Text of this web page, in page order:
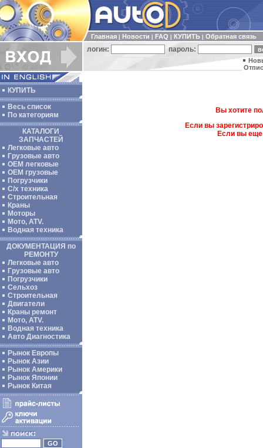
Главная Новости FAQ КУПИТЬ Обратная связь
логин: пароль:
КУПИТЬ
Весь список
По категориям
КАТАЛОГИ
ЗАПЧАСТЕЙ
Легковые авто
Грузовые авто
ОЕМ легковые
OEM грузовые
Погрузчики
С/х техника
Строительная
Краны
Моторы
Мото, ATV.
Водная техника
ДОКУМЕНТАЦИЯ по
РЕМОНТУ
Легковые авто
Грузовые авто
Погрузчики
Сельхоз
Строительная
Двигатели
Краны ремонт
Мото, ATV.
Водная техника
Авто Диагностика
Рынок Европы
Рынок Азии
Рынок Америки
Рынок Японии
Рынок Китая
Вы хотите
Если вы
Если вы еще